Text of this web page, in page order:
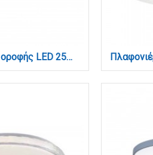
Πλαφονιέρα οροφής LED 25W 3CCT από μαύρο μέταλλο και ακρυλικό D:61,5x5cm (42043-Black)